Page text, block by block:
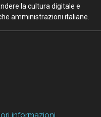
la cultura digitale e
amministrazioni italiane.
informazioni